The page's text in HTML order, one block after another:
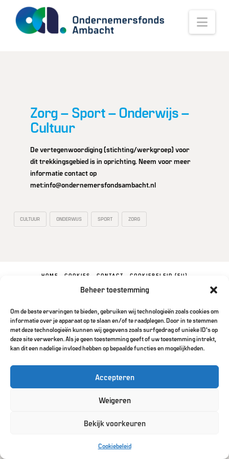
Beheer toestemming
Om de beste ervaringen te bieden, gebruiken wij technologieën zoals cookies om
informatie over je apparaat op te slaan en/of te raadplegen. Door in te stemmen
met deze technologieën kunnen wij gegevens zoals surfgedrag of unieke ID's op
deze site verwerken. Als je geen toestemming geeft of uw toestemming intrekt,
kan dit een nadelige invloed hebben op bepaalde functies en mogelijkheden.
Accepteren
Weigeren
Bekijk voorkeuren
Cookiebeleid
Zorg – Sport – Onderwijs –
Cultuur
De vertegenwoordiging (stichting/werkgroep) voor
dit trekkingsgebied is in oprichting. Neem voor meer
informatie contact op
met:info@ondernemersfondsambacht.nl
CULTUUR ONDERWIJS SPORT ZORG
HOME COOKIES CONTACT COOKIEBELEID (EU)